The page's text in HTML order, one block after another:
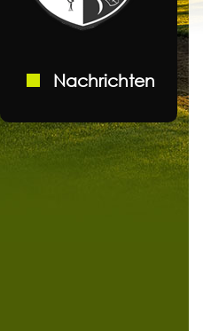
Nachrichten